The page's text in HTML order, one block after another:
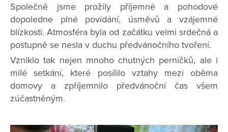
Společně jsme prožily příjemné a pohodové
dopoledne plné povídání, úsměvů a vzájemné
blízkosti. Atmosféra byla od začátku velmi srdečná a
postupně se nesla v duchu předvánočního tvoření.
Vzniklo tak nejen mnoho chutných perníčků, ale i
milé setkání, které posílilo vztahy mezi oběma
domovy a zpříjemnilo předvánoční čas všem
zúčastněným.